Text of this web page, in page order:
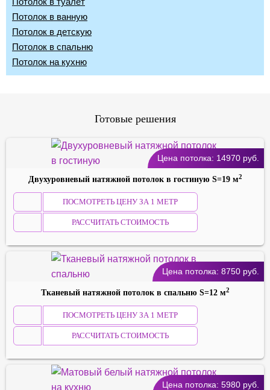
Потолок в ванную
Потолок в детскую
Потолок в спальню
Потолок на кухню
Готовые решения
Цена потолка: 14970 руб.
Двухуровневый натяжной потолок в гостиную S=19 м2
ПОСМОТРЕТЬ ЦЕНУ ЗА 1 МЕТР
РАССЧИТАТЬ СТОИМОСТЬ
Цена потолка: 8750 руб.
Тканевый натяжной потолок в спальню S=12 м2
ПОСМОТРЕТЬ ЦЕНУ ЗА 1 МЕТР
РАССЧИТАТЬ СТОИМОСТЬ
Цена потолка: 5980 руб.